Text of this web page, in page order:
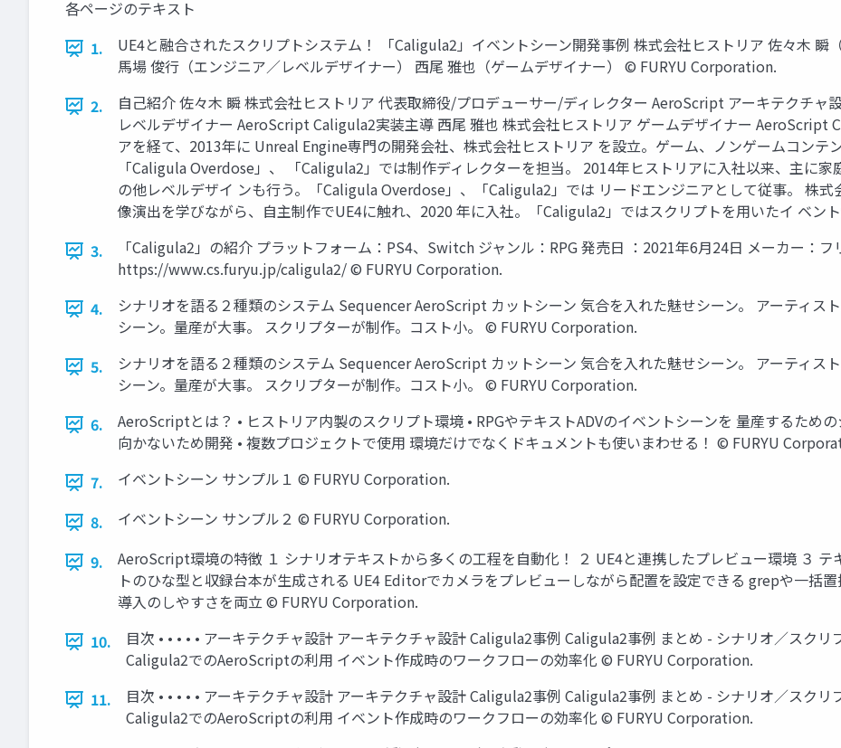
各ページのテキスト
1.
UE4と融合されたスクリプトシステム！ 「Caligula2」イベントシーン開発事例 株式会社ヒストリア 佐々木 瞬
馬場 俊行（エンジニア／レベルデザイナー） 西尾 雅也（ゲームデザイナー） © FURYU Corporation.
2.
自己紹介 佐々木 瞬 株式会社ヒストリア 代表取締役/プロデューサー/ディレクター AeroScript アーキテクチャ
レベルデザイナー AeroScript Caligula2実装主導 西尾 雅也 株式会社ヒストリア ゲームデザイナー AeroScript
アを経て、2013年に Unreal Engine専門の開発会社、株式会社ヒストリア を設立。ゲーム、ノンゲームコンテ
「Caligula Overdose」、 「Caligula2」では制作ディレクターを担当。 2014年ヒストリアに入社以来、主に
の他レベルデザイ ンも行う。「Caligula Overdose」、「Caligula2」では リードエンジニアとして従事。 株
像演出を学びながら、自主制作でUE4に触れ、2020 年に入社。「Caligula2」ではスクリプトを用いたイ ベン
3.
「Caligula2」の紹介 プラットフォーム：PS4、Switch ジャンル：RPG 発売日 ：2021年6月24日 メーカー：
https://www.cs.furyu.jp/caligula2/ © FURYU Corporation.
4.
シナリオを語る２種類のシステム Sequencer AeroScript カットシーン 気合を入れた魅せシーン。 アーティス
シーン。量産が大事。 スクリプターが制作。コスト小。 © FURYU Corporation.
5.
シナリオを語る２種類のシステム Sequencer AeroScript カットシーン 気合を入れた魅せシーン。 アーティス
シーン。量産が大事。 スクリプターが制作。コスト小。 © FURYU Corporation.
6.
AeroScriptとは？ • ヒストリア内製のスクリプト環境 • RPGやテキストADVのイベントシーンを 量産するため
向かないため開発 • 複数プロジェクトで使用 環境だけでなくドキュメントも使いまわせる！ © FURYU
7.
イベントシーン サンプル１ © FURYU Corporation.
8.
イベントシーン サンプル２ © FURYU Corporation.
9.
AeroScript環境の特徴 １ シナリオテキストから多くの工程を自動化！ ２ UE4と連携したプレビュー環境 ３
トのひな型と収録台本が生成される UE4 Editorでカメラをプレビューしながら配置を設定できる grepや一括
導入のしやすさを両立 © FURYU Corporation.
10.
目次 • • • • • アーキテクチャ設計 アーキテクチャ設計 Caligula2事例 Caligula2事例 まとめ - シナリオ／スク
Caligula2でのAeroScriptの利用 イベント作成時のワークフローの効率化 © FURYU Corporation.
11.
目次 • • • • • アーキテクチャ設計 アーキテクチャ設計 Caligula2事例 Caligula2事例 まとめ - シナリオ／スク
Caligula2でのAeroScriptの利用 イベント作成時のワークフローの効率化 © FURYU Corporation.